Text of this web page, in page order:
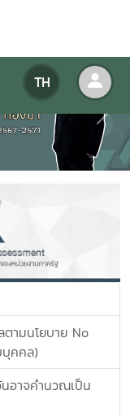
TH
Next
ามนโยบาย No
คคล)
อาจคำนวณเป็น